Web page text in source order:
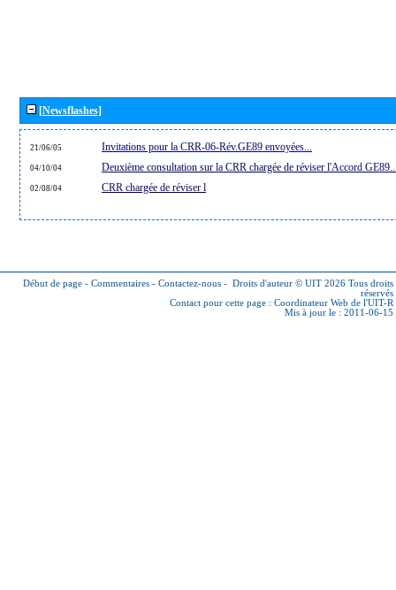
[Newsflashes]
21/06/05 Invitations pour la CRR-06-Rév.GE89 envoyées...
04/10/04 Deuxième consultation sur la CRR chargée de réviser l'Accord
02/08/04 CRR chargée de réviser l
Début de page - Commentaires - Contactez-nous - Droits d'auteur © UIT 2026 Tous droits
réservés
Contact pour cette page : Coordinateur Web de l'UIT-R
Mis à jour le : 2011-06-15